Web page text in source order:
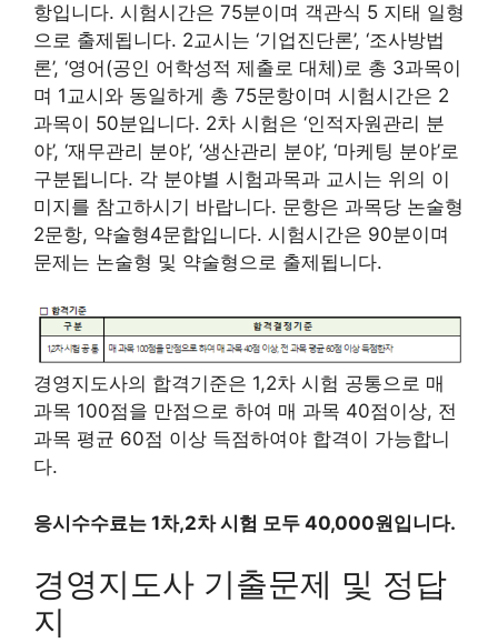
항입니다. 시험시간은 75분이며 객관식 5 지태 일형
으로 출제됩니다. 2교시는 ‘기업진단론’, ‘조사방법
론’, ‘영어(공인 어학성적 제출로 대체)로 총 3과목이
며 1교시와 동일하게 총 75문항이며 시험시간은 2
과목이 50분입니다. 2차 시험은 ‘인적자원관리 분
야’, ‘재무관리 분야’, ‘생산관리 분야’, ‘마케팅 분야’로
구분됩니다. 각 분야별 시험과목과 교시는 위의 이
미지를 참고하시기 바랍니다. 문항은 과목당 논술형
2문항, 약술형4문합입니다. 시험시간은 90분이며
문제는 논술형 및 약술형으로 출제됩니다.
경영지도사의 합격기준은 1,2차 시험 공통으로 매
과목 100점을 만점으로 하여 매 과목 40점이상, 전
과목 평균 60점 이상 득점하여야 합격이 가능합니
다.
응시수수료는 1차,2차 시험 모두 40,000원입니다.
경영지도사 기출문제 및 정답
지